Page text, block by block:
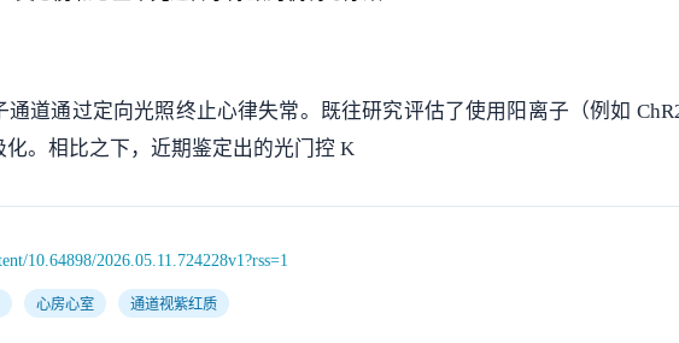
道通过定向光照终止心律失常。既往研究评估了使用阳离子（例如
。相比之下，近期鉴定出的光门控 K
10.64898/2026.05.11.724228v1?rss=1
心房心室 通道视紫红质